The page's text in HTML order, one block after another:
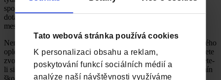
Tato webová stránka používá cookies
K personalizaci obsahu a reklam,
poskytování funkcí sociálních médií a
analýze naší návštěvnosti využíváme
spolupráce. Školení je v délce cca 5-6 hodin čistého času (bez
dotazů) a probíhá formou skupinového audiorozhovoru na
messengeru.
Nemůžete-li z vážných důvodů (operace, plánovaný termín umělého
oplodnění, svatba apod.) čekat 5-6 týdnů na úvodní školení, můžete
zvolit prioritní čekací dobu, která je zpoplatněna 1000Kč. Vyberete-
li si prioritní čekací dobu, budete zapsáni na nejbližší možný termín
školení. Příplatek za prioritní čekací dobu je nevratný.